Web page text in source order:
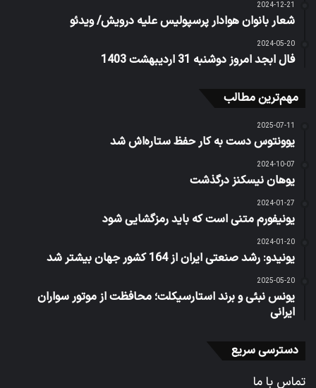
2024-12-21
شعار بانوان هوادار پرسپولیس علیه درویش/ ویدئو
2024-05-20
فال ابجد امروز دوشنبه 31 اردیبهشت 1403
مهم‌ترین مطالب
2025-07-11
یوونتوس دست به کار حفظ ستاره‌اش شد
2024-10-07
یوهان نیسکنز درگذشت
2024-01-27
یونیفورم متنی است که باید رمزگشایی شود
2024-01-20
یونیدو: رشد صنعتی ایران از 164 کشور جهان بیشتر شد
2025-05-20
یونس نبئی و برند استارسیکلت؛ محافظت از موتور سواران
ایرانی
دسترسی سریع
تماس با ما